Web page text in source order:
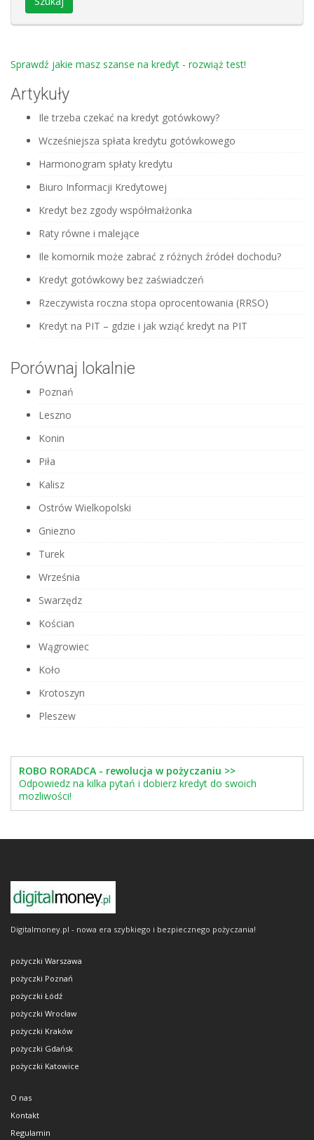
Sprawdź jakie masz szanse na kredyt - rozwiąż test!
Artykuły
Ile trzeba czekać na kredyt gotówkowy?
Wcześniejsza spłata kredytu gotówkowego
Harmonogram spłaty kredytu
Biuro Informacji Kredytowej
Kredyt bez zgody współmałżonka
Raty równe i malejące
Ile komornik może zabrać z różnych źródeł dochodu?
Kredyt gotówkowy bez zaświadczeń
Rzeczywista roczna stopa oprocentowania (RRSO)
Kredyt na PIT – gdzie i jak wziąć kredyt na PIT
Porównaj lokalnie
Poznań
Leszno
Konin
Piła
Kalisz
Ostrów Wielkopolski
Gniezno
Turek
Września
Swarzędz
Kościan
Wągrowiec
Koło
Krotoszyn
Pleszew
ROBO RORADCA - rewolucja w pożyczaniu >>
Odpowiedz na kilka pytań i dobierz kredyt do swoich
mozliwości!
Digitalmoney.pl - nowa era szybkiego i bezpiecznego pożyczania!
pożyczki Warszawa
pożyczki Poznań
pożyczki Łódź
pożyczki Wrocław
pożyczki Kraków
pożyczki Gdańsk
pożyczki Katowice
O nas
Kontakt
Regulamin